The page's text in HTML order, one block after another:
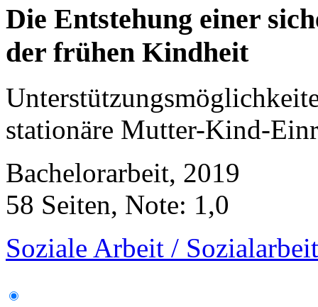
Die Entstehung einer
der frühen Kindheit
stationäre Mutter-Kind-
Bachelorarbeit, 2019
58 Seiten, Note: 1,0
Soziale Arbeit / Sozialarbeit